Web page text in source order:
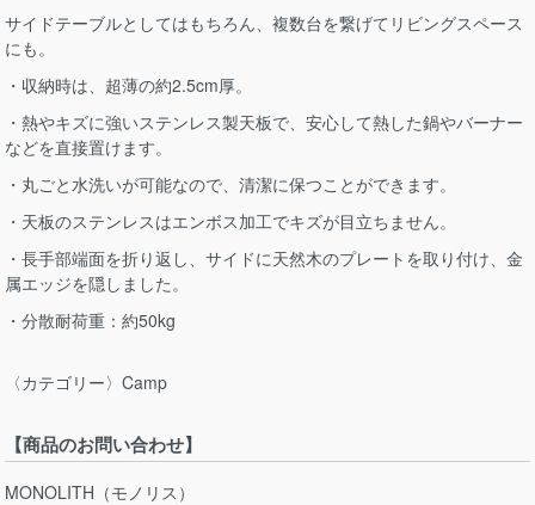
サイドテーブルとしてはもちろん、複数台を繋げてリビングスペース
にも。
・収納時は、超薄の約2.5cm厚。
・熱やキズに強いステンレス製天板で、安心して熱した鍋やバーナー
などを直接置けます。
・丸ごと水洗いが可能なので、清潔に保つことができます。
・天板のステンレスはエンボス加工でキズが目立ちません。
・長手部端面を折り返し、サイドに天然木のプレートを取り付け、金
属エッジを隠しました。
・分散耐荷重：約50kg
〈カテゴリー〉Camp
【商品のお問い合わせ】
MONOLITH（モノリス）